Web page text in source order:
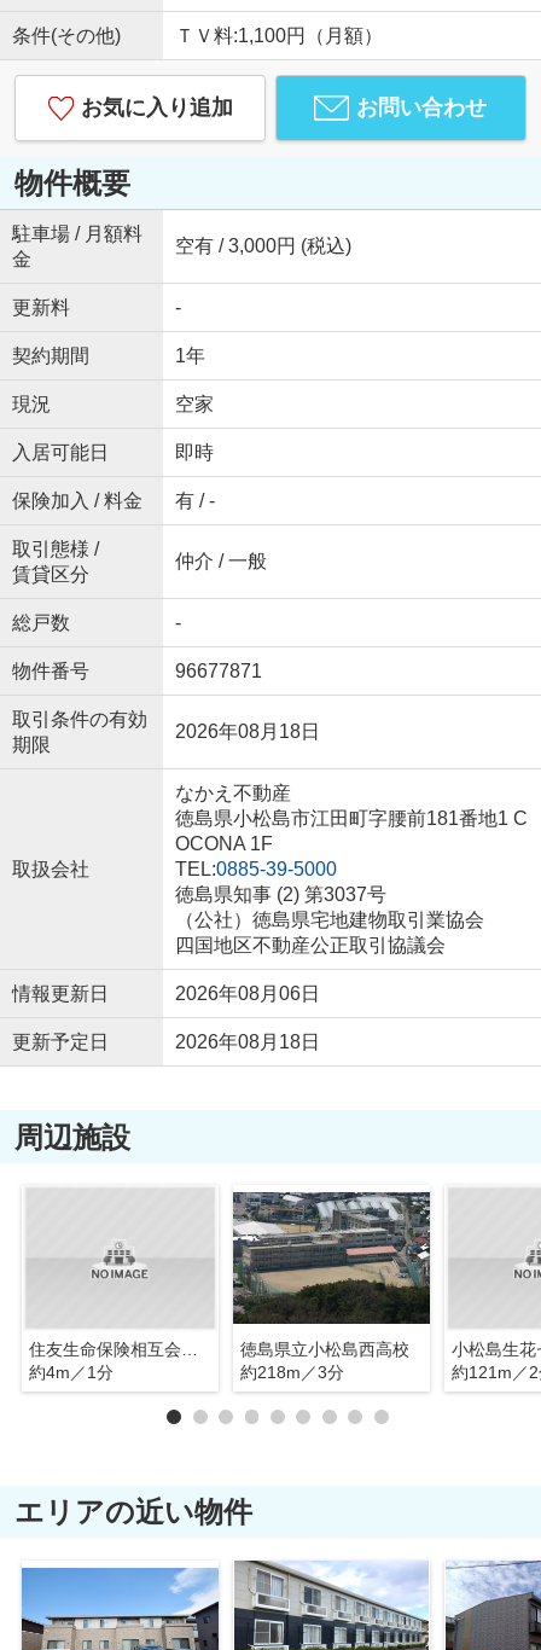
条件(その他) ＴＶ料:1,100円（月額）
お気に入り追加 お問い合わせ
物件概要
駐車場 / 月額料
金
空有 / 3,000円 (税込)
更新料 -
契約期間 1年
現況 空家
入居可能日 即時
保険加入 / 料金 有 / -
取引態様 /
賃貸区分
仲介 / 一般
総戸数 -
物件番号 96677871
取引条件の有効
期限
2026年08月18日
取扱会社
なかえ不動産
徳島県小松島市江田町字腰前181番地1 C
OCONA 1F
TEL:0885-39-5000
徳島県知事 (2) 第3037号
（公社）徳島県宅地建物取引業協会
四国地区不動産公正取引協議会
情報更新日 2026年08月06日
更新予定日 2026年08月18日
周辺施設
約4m／1分
徳島県立小松島西高校
約218m／3分
小松島生花
約121m／
エリアの近い物件